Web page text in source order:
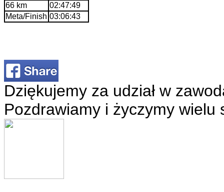
66 km
02:47:49
Meta/Finish 03:06:43
Dziękujemy za udział w
Pozdrawiamy i życzymy wielu